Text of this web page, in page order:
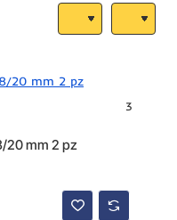
3
20 mm 2 pz